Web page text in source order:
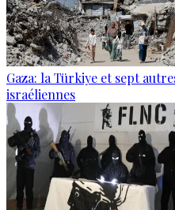
Gaza: la Türkiye et sept
israéliennes